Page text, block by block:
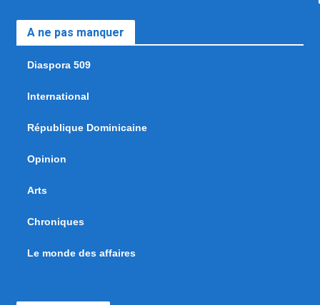
A ne pas manquer
Diaspora 509
International
République Dominicaine
Opinion
Arts
Chroniques
Le monde des affaires